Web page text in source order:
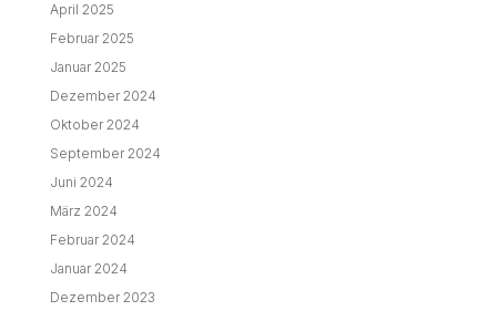
April 2025
Februar 2025
Januar 2025
Dezember 2024
Oktober 2024
September 2024
Juni 2024
März 2024
Februar 2024
Januar 2024
Dezember 2023